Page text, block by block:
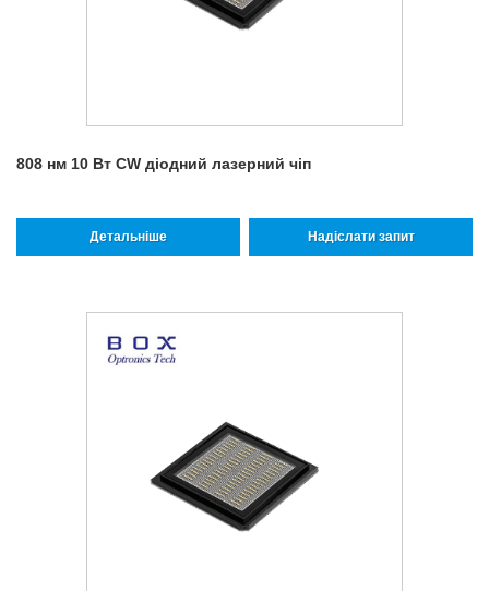
808 нм 10 Вт CW діодний лазерний чіп
Детальніше Надіслати запит